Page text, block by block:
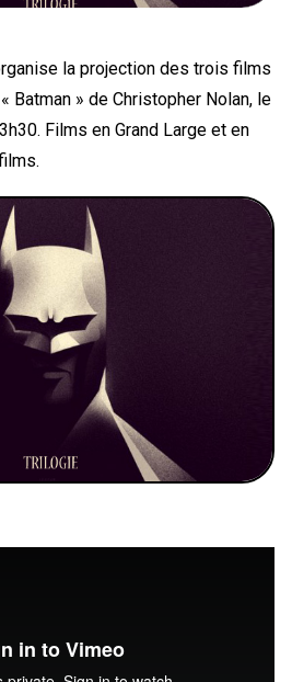
la projection des trois films
Batman » de Christopher Nolan, le
Films en Grand Large et en